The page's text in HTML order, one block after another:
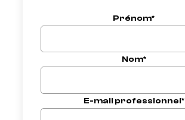
Prénom*
Nom*
E-mail professionnel*